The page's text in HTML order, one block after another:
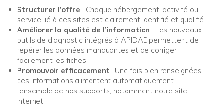
Structurer l’offre : Chaque hébergement, activité ou
service lié à ces sites est clairement identifié et qualifié.
Améliorer la qualité de l’information : Les nouveaux
outils de diagnostic intégrés à APIDAE permettent de
repérer les données manquantes et de corriger
facilement les fiches.
Promouvoir efficacement : Une fois bien renseignées,
ces informations alimentent automatiquement
l’ensemble de nos supports, notamment notre site
internet.